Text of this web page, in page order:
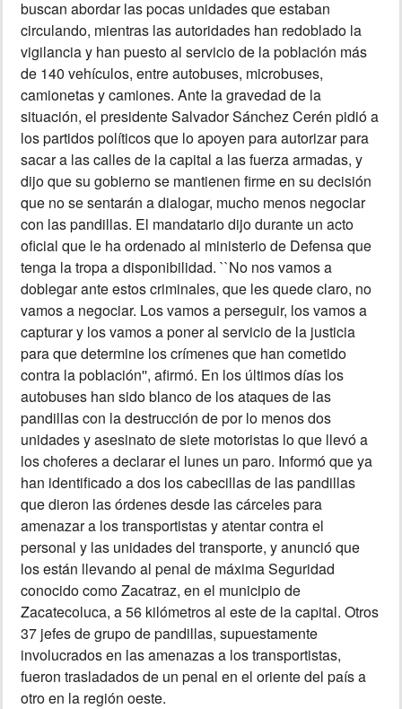
buscan abordar las pocas unidades que estaban
circulando, mientras las autoridades han redoblado la
vigilancia y han puesto al servicio de la población más
de 140 vehículos, entre autobuses, microbuses,
camionetas y camiones. Ante la gravedad de la
situación, el presidente Salvador Sánchez Cerén pidió a
los partidos políticos que lo apoyen para autorizar para
sacar a las calles de la capital a las fuerza armadas, y
dijo que su gobierno se mantienen firme en su decisión
que no se sentarán a dialogar, mucho menos negociar
con las pandillas. El mandatario dijo durante un acto
oficial que le ha ordenado al ministerio de Defensa que
tenga la tropa a disponibilidad. ``No nos vamos a
doblegar ante estos criminales, que les quede claro, no
vamos a negociar. Los vamos a perseguir, los vamos a
capturar y los vamos a poner al servicio de la justicia
para que determine los crímenes que han cometido
contra la población'', afirmó. En los últimos días los
autobuses han sido blanco de los ataques de las
pandillas con la destrucción de por lo menos dos
unidades y asesinato de siete motoristas lo que llevó a
los choferes a declarar el lunes un paro. Informó que ya
han identificado a dos los cabecillas de las pandillas
que dieron las órdenes desde las cárceles para
amenazar a los transportistas y atentar contra el
personal y las unidades del transporte, y anunció que
los están llevando al penal de máxima Seguridad
conocido como Zacatraz, en el municipio de
Zacatecoluca, a 56 kilómetros al este de la capital. Otros
37 jefes de grupo de pandillas, supuestamente
involucrados en las amenazas a los transportistas,
fueron trasladados de un penal en el oriente del país a
otro en la región oeste.